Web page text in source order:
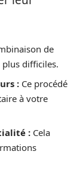
de
plus difficiles.
: Ce procédé
à votre
: Cela